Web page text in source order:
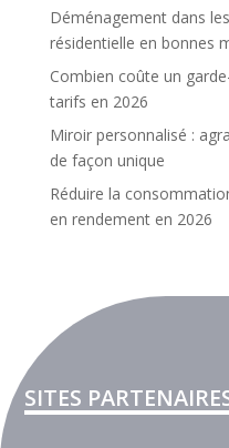
Déménagement dans
résidentielle en bonnes
Combien coûte un
tarifs en 2026
Miroir personnalisé :
de façon unique
Réduire la
en rendement en 2026
SITES